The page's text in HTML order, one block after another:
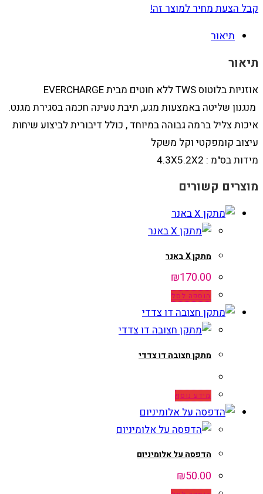
קבל הצעת מחיר למוצר זה!
תיאור
תיאור
אוזניות בלוטוס TWS ללא חוטים מבית EVERCHARGE
מנגנון שליטה באמצעות מגע, תיבת טעינה חכמה בסגירת מגנט.
איכות צליל ברמה גבוהה במיוחד , כולל דיבורית לביצוע שיחות
עיצוב קומפקטי וקל משקל
מידות בס"מ : 4.3X5.2X2
מוצרים קשורים
מתקן X באנר
₪170.00
הוספה לסל
מתקן חצובה דו צדדי
מידע נוסף
הדפסה על אלומיניום
₪50.00